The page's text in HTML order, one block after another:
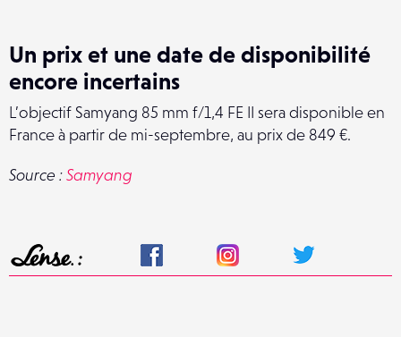
Un prix et une date de disponibilité
encore incertains
L’objectif Samyang 85 mm f/1,4 FE II sera disponible en
France à partir de mi-septembre, au prix de 849 €.
Source :Samyang